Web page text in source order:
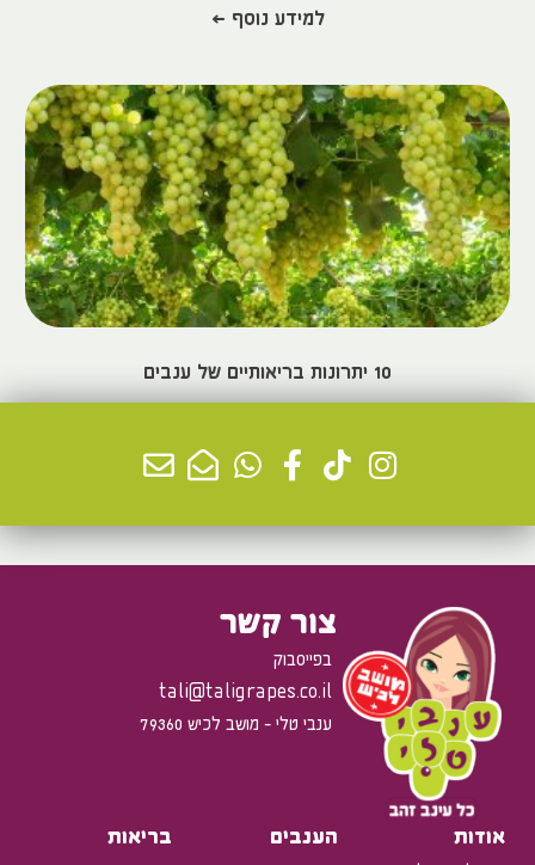
למידע נוסף >
10 יתרונות בריאותיים של ענבים
צור קשר
בפייסבוק
tali@taligrapes.co.il
ענבי טלי - מושב לכיש 79360
אודות הענבים בריאות